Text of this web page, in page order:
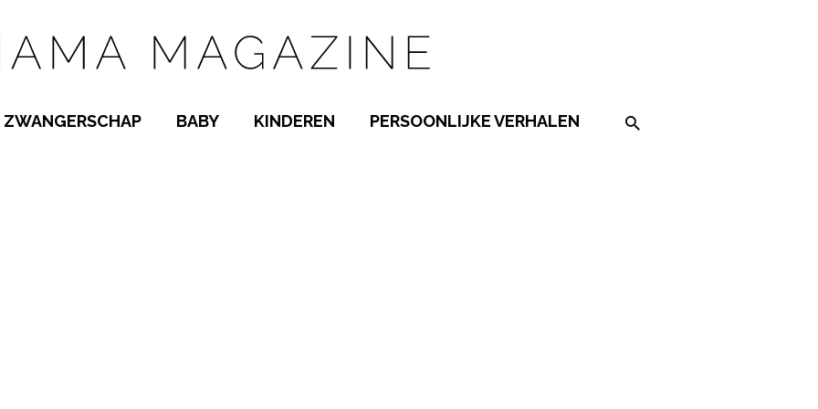
ZWANGERSCHAP BABY KINDEREN PERSOONLIJKE VERHALEN Search on the website